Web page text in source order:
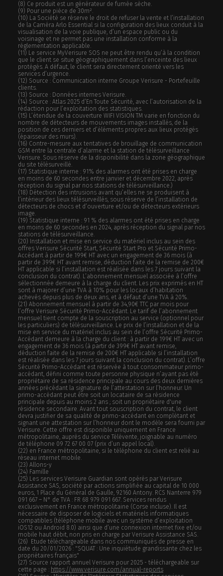
(8) Ce produit est un générateur de fumée sèche.
(9) Pour une pièce de 30m².
(10) La Société se réserve le droit de refuser la vente et l’installation
de la Caméra Arlo Essential si la configuration des lieux conduit à la
visualisation de la voie publique, d’un espace public ou du
voisinage et ne permet pas une installation conforme à la
réglementation applicable.
(11) Le service MyVerisure SOS ne peut être rendu qu’à la condition
que le client se situe géographiquement dans l’enceinte des lieux
protégés. A défaut, le client sera directement orienté vers les
services d’urgence.
(12) Source : Communication interne Groupe Verisure - Portefeuille
clients.
(13) Source : Données internes Verisure.
(14) Source : Atlas 2025 d’En Toute Sécurité, avec l’autorisation de la
rédaction pour l’exploitation des statistiques.
(15) L’étendue de la couverture WIFI VISION TM varie en fonction du
nombre de détecteurs de mouvements images installés, de la
position de ces derniers et d’éléments propres aux lieux protégés
(épaisseur des murs).
(16) Contre-mesure aux tentatives de brouillage de communication
GSM entre la centrale d’alarme et la station de télésurveillance
Verisure. Sous réserve de la disponibilité dans la zone géographique
du site télésurveillé.
(17) Statistique interne : 91% des alarmes ont été prises en charge
en moins de 60 secondes entre janvier et décembre 2022, après
réception du signal par nos stations de télésurveillance.)
(18) Détection des intrusions avant qu’elles ne se produisent à
l’intérieur des lieux télésurveillés, sous réserve de l’installation de
détecteurs de chocs et d’ouverture et/ou de détecteurs extérieurs
image.
(19) Statistique interne : 91 % des alarmes ont été prises en charge
en moins de 60 secondes en 2024, après réception du signal par nos
stations de télésurveillance.
(20) Installation et mise en service du matériel inclus au sein des
offres Verisure Sécurité Start, Sécurité Start Pro et Sécurité Primo-
Accédant à partir de 199€ HT avec un engagement de 36 mois (à
partir de 399€ HT avant remise, déduction faite de la remise de 200€
HT applicable si l’installation est réalisée dans les 7 jours suivant la
conclusion du contrat). L’abonnement mensuel associée à l’offre
sélectionnée demeure à la charge du client. Les prix exprimés en HT
sont à majorer d’une TVA à 10% pour les locaux d’habitation
achevés depuis plus de deux ans, et à défaut d’une TVA à 20%.
(21) Abonnement mensuel à partir de 34,90€ TTC par mois pour
l’offre Verisure Sécurité Primo-Accédant. Le tarif de l’abonnement
mensuel tient compte de la souscription au service (optionnel pour
les particuliers) de télésurveillance. Le prix de l’installation et de la
mise en service du matériel inclus au sein de l’offre Sécurité Primo-
Accédant demeure à la charge du client : à partir de 199€ HT avec un
engagement de 36 mois (à partir de 399€ HT avant remise,
déduction faite de la remise de 200€ HT applicable si l’installation
est réalisée dans les 7 jours suivant la conclusion du contrat). L’offre
Sécurité Primo-Accédant est réservée à tout consommateur primo-
accédant, défini comme toute personne physique n’ayant pas été
propriétaire de sa résidence principale au cours des deux dernières
années précédant la signature de l’attestation sur l’honneur. Un
primo-accédant peut être soit un locataire de sa résidence
principale depuis au moins 2 ans ; soit un propriétaire d'une
résidence secondaire. Avant tout souscription du contrat, le client
devra justifier de sa qualité de primo-accédant en complétant et
signant une attestation sur l’honneur dont le modèle sera fourni par
Verisure. Cette offre est disponible uniquement en France
métropolitaine, auprès du service Télévente, joignable au numéro
de téléphone 09 72 67 00 07 (prix d’un appel local).
(22) en France métropolitaine, si le téléphone du client est relié au
réseau internet mobile.
(23) Allons-y
(24) Famille
(25) Les services Verisure Guardian sont opérés par Verisure
Assistance SAS, société par actions simplifiée au capital de 10 000
euros, 1 Place du Général de Gaulle, 92160 Antony. RCS Nanterre 979
091 667 – N° de TVA : FR 68 979 091 667. Services rendus
exclusivement en France métropolitaine (Corse incluse). Il est
nécessaire de disposer de logiciels et matériels informatiques
compatibles (téléphone mobile avec un système d’exploitation
iOS12 ou Android 8.0) ainsi que d’une connexion internet fixe et/ou
mobile haut débit, non pris en charge par Verisure Assistance SAS.
(26) Etude téléchargeable dans nos communiqués de presse en
date du 20/01/2026 : "SQUAT : Une inquiétude grandissante chez les
propriétaires français"
(27) Source rapport annuel Verisure pour 2025 - téléchargeable sur
cette page : https://www.verisure.com/annual-reports